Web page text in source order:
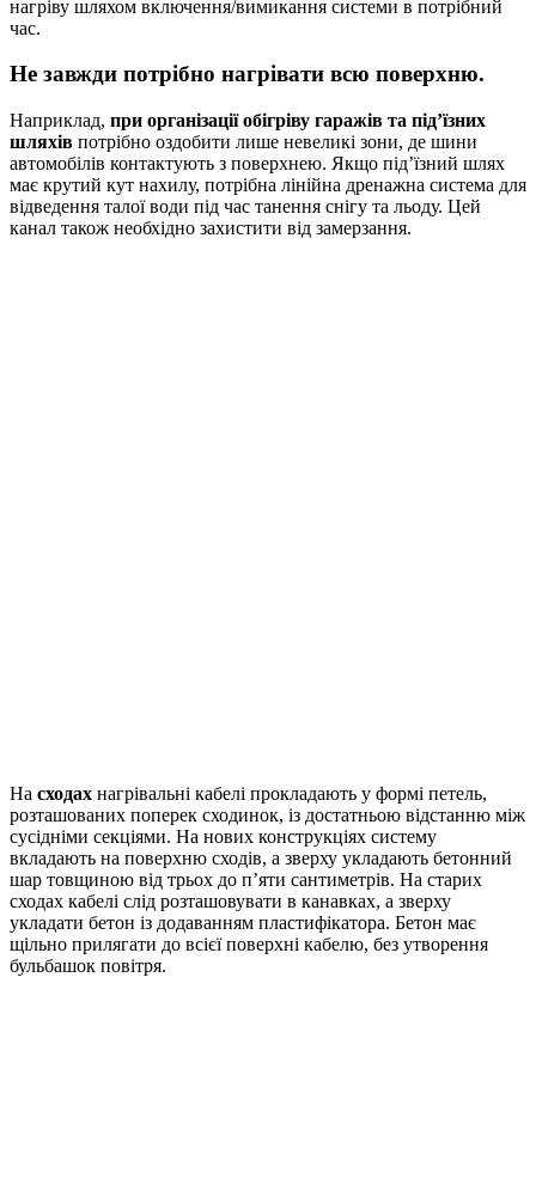
нагріву шляхом включення/вимикання системи в потрібний
час.
Не завжди потрібно нагрівати всю поверхню.
Наприклад, при організації обігріву гаражів та під’їзних
шляхів потрібно оздобити лише невеликі зони, де шини
автомобілів контактують з поверхнею. Якщо під’їзний шлях
має крутий кут нахилу, потрібна лінійна дренажна система для
відведення талої води під час танення снігу та льоду. Цей
канал також необхідно захистити від замерзання.
На сходах нагрівальні кабелі прокладають у формі петель,
розташованих поперек сходинок, із достатньою відстанню між
сусідніми секціями. На нових конструкціях систему
вкладають на поверхню сходів, а зверху укладають бетонний
шар товщиною від трьох до п’яти сантиметрів. На старих
сходах кабелі слід розташовувати в канавках, а зверху
укладати бетон із додаванням пластифікатора. Бетон має
щільно прилягати до всієї поверхні кабелю, без утворення
бульбашок повітря.